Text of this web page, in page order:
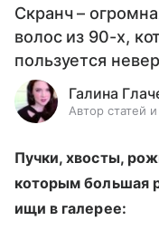
Скранч –
волос из 90-х,
пользуется
Галина
Автор статей
Пучки, хвосты,
которым большая
ищи в галерее: